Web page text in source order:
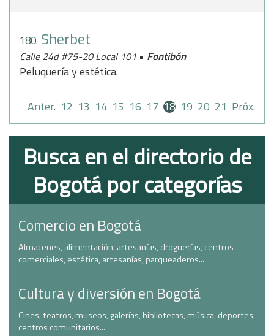
180. Sherbet
Calle 24d #75-20 Local 101 • Fontibón
Peluquería y estética.
Anter. 12 13 14 15 16 17 18 19 20 21 Próx.
Busca en el directorio de
Bogotá por categorías
Comercio en Bogotá
Almacenes, alimentación, artesanías, droguerías, centros
comerciales, estética, artesanías, parqueaderos...
Cultura y diversión en Bogotá
Cines, teatros, museos, galerías, bibliotecas, música, deportes,
centros comunitarios...